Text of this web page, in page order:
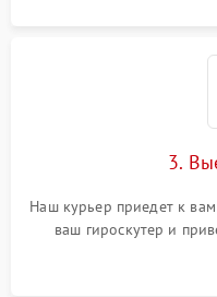
3.
Наш курьер приедет к
ваш гироскутер и